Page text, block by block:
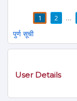
1 2 …
पुर्ण सूची
User Details